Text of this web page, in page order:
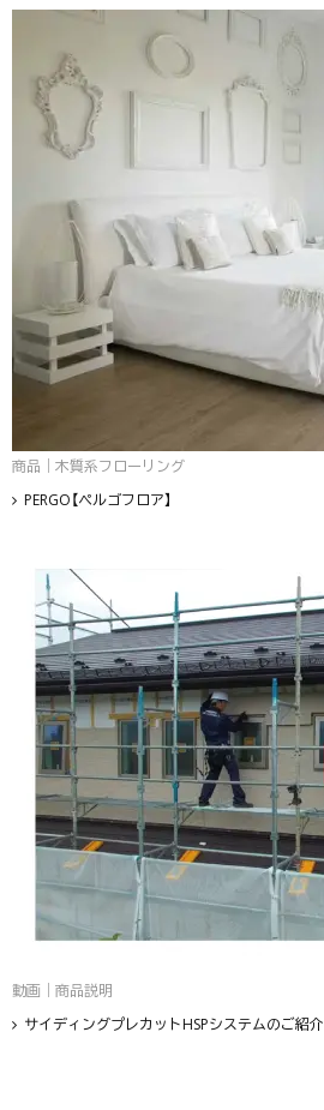
商品｜木質系フローリング
PERGO【ペルゴフロア】
動画｜商品説明
サイディングプレカットHSPシステムのご紹介